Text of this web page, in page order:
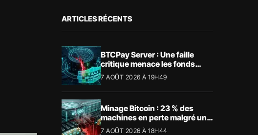
ARTICLES RÉCENTS
BTCPay Server : Une faille
critique menace les fonds
Bitcoin
7 AOÛT 2026 À 19H49
Minage Bitcoin : 23 % des
machines en perte malgré un
BTC à 65 000 $
7 AOÛT 2026 À 18H44